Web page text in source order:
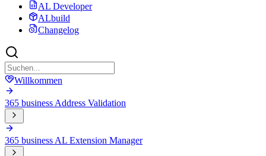
AL Developer
ALbuild
Changelog
Willkommen
365 business Address Validation
365 business AL Extension Manager